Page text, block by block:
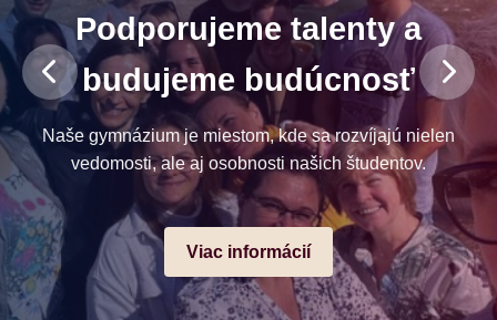
Podporujeme talenty a
budujeme budúcnosť
Naše gymnázium je miestom, kde sa rozvíjajú nielen
vedomosti, ale aj osobnosti našich študentov.
Viac informácií